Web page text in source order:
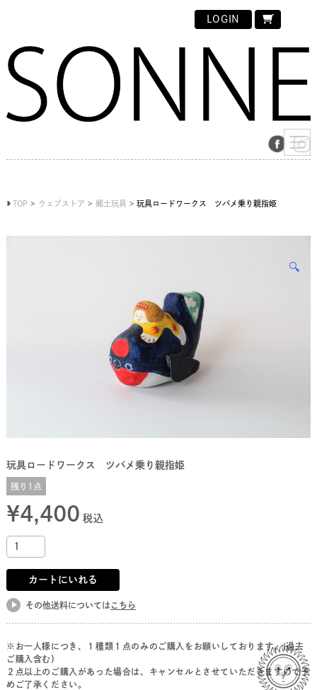
LOGIN
TOP ウェブストア 郷土玩具 玩具ロードワークス ツバメ乗り親指姫
🔍
玩具ロードワークス ツバメ乗り親指姫
残り1点
¥4,400 税込
カートにいれる
その他送料については こちら
※お一人様につき、１種類１点のみのご購入をお願いしております。(過去
ご購入含む）
２点以上のご購入があった場合は、キャンセルとさせていただきますので予
めご了承ください。